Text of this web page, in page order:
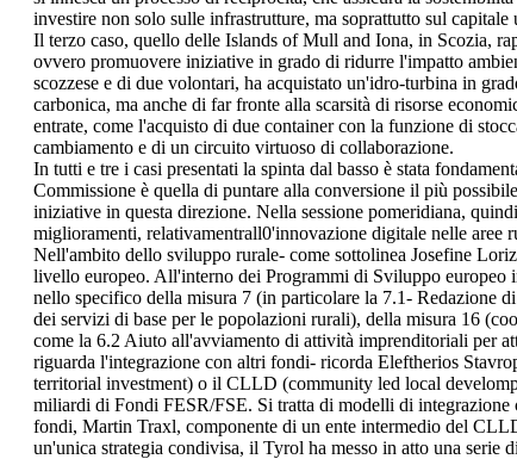
investire non solo sulle infrastrutture, ma soprattutto sul capitale
Il terzo caso, quello delle Islands of Mull and Iona, in Scozia,
ovvero promuovere iniziative in grado di ridurre l'impatto
scozzese e di due volontari, ha acquistato un'idro-turbina in
carbonica, ma anche di far fronte alla scarsità di risorse
entrate, come l'acquisto di due container con la funzione di
cambiamento e di un circuito virtuoso di collaborazione.
In tutti e tre i casi presentati la spinta dal basso è stata
Commissione è quella di puntare alla conversione il più
iniziative in questa direzione. Nella sessione pomeridiana,
miglioramenti, relativamentrall0'innovazione digitale nelle
Nell'ambito dello sviluppo rurale- come sottolinea Josefine
livello europeo. All'interno dei Programmi di Sviluppo europeo
nello specifico della misura 7 (in particolare la 7.1- Redazione
dei servizi di base per le popolazioni rurali), della misura 16
come la 6.2 Aiuto all'avviamento di attività imprenditoriali per
riguarda l'integrazione con altri fondi- ricorda Eleftherios
territorial investment) o il CLLD (community led local
miliardi di Fondi FESR/FSE. Si tratta di modelli di integrazione
fondi, Martin Traxl, componente di un ente intermedio del
un'unica strategia condivisa, il Tyrol ha messo in atto una